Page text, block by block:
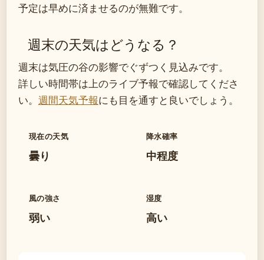
予定は早めに済ませるのが無難です。
週末の天気はどうなる？
週末は気圧の谷の影響でぐずつく見込みです。
詳しい時間帯は上のライブ予報で確認してくださ
い。 週間天気予報にも目を通すと良いでしょう。
現在の天気
曇り
降水確率
中程度
風の強さ
弱い
湿度
高い